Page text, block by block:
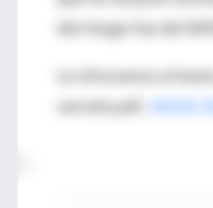
del riesgo fue del 46%.
Le ofrecemos el
versión pdf:
JAMA